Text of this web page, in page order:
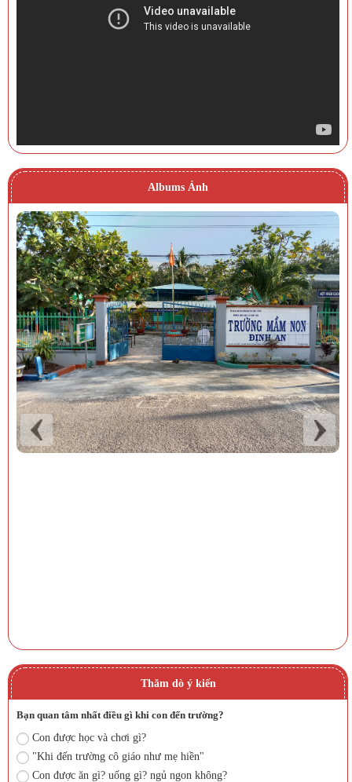
Albums Ảnh
Thăm dò ý kiến
Bạn quan tâm nhất điều gì khi con đến trường?
Con được học và chơi gì?
"Khi đến trường cô giáo như mẹ hiền"
Con được ăn gì? uống gì? ngủ ngon không?